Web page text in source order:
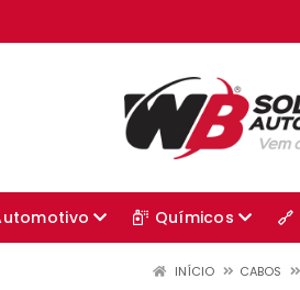
Químicos
INÍCIO CABOS